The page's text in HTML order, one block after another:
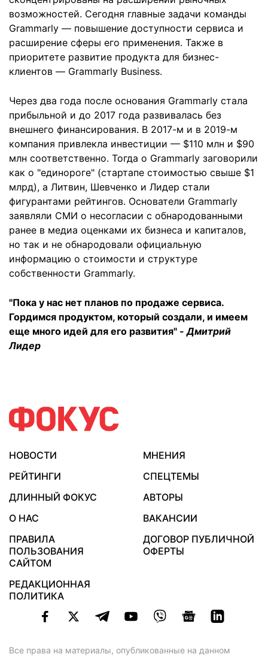
возможностей. Сегодня главные задачи команды
Grammarly — повышение доступности сервиса и
расширение сферы его применения. Также в
приоритете развитие продукта для бизнес-
клиентов — Grammarly Business.
Через два года после основания Grammarly стала
прибыльной и до 2017 года развивалась без
внешнего финансирования. В ­2017-м и в 2019-м
компания привлекла инвестиции — $110 млн и $90
млн соответственно. Тогда о Grammarly заговорили
как о "единороге" (стартапе стоимостью свыше $1
млрд), а Литвин, Шевченко и Лидер стали
фигурантами рейтингов. Основатели Grammarly
заявляли СМИ о несогласии с обнародованными
ранее в медиа оценками их бизнеса и капиталов,
но так и не обнародовали официальную
информацию о стоимости и структуре
собственности Grammarly.
"Пока у нас нет планов по продаже сервиса.
Гордимся продуктом, который создали, и имеем
еще много идей для его развития" -Дмитрий
Лидер
НОВОСТИ
МНЕНИЯ
РЕЙТИНГИ
СПЕЦТЕМЫ
ДЛИННЫЙ ФОКУС
АВТОРЫ
О НАС
ВАКАНСИИ
ПРАВИЛА
ПОЛЬЗОВАНИЯ
САЙТОМ
ДОГОВОР ПУБЛИЧНОЙ
ОФЕРТЫ
РЕДАКЦИОННАЯ
ПОЛИТИКА
Все права на материалы, опубликованные на данном